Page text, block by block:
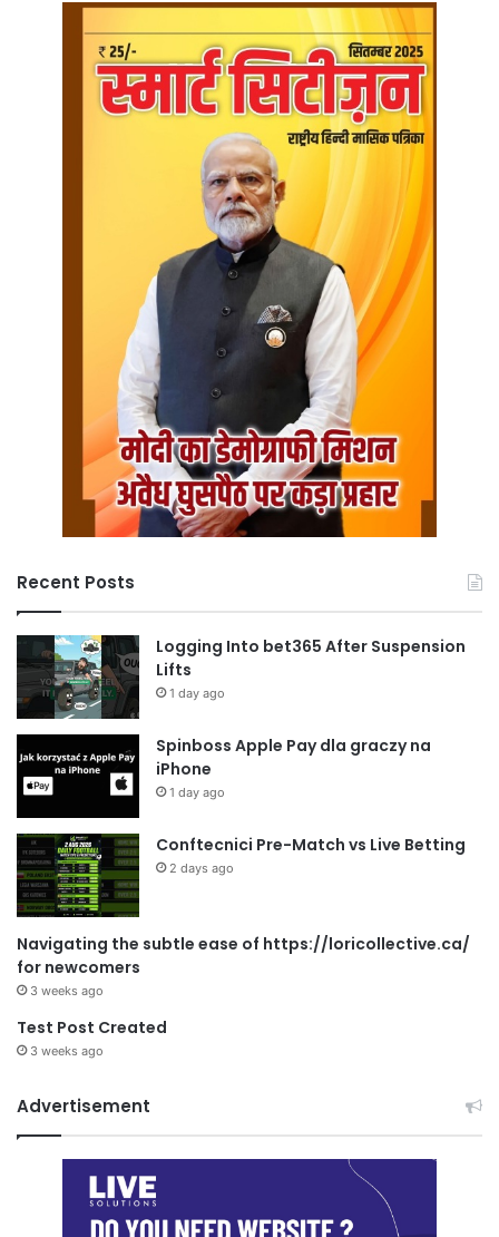
Recent Posts
Logging Into bet365 After Suspension
Lifts
1 day ago
Spinboss Apple Pay dla graczy na
iPhone
1 day ago
Conftecnici Pre-Match vs Live Betting
2 days ago
Navigating the subtle ease of https://loricollective.ca/
for newcomers
3 weeks ago
Test Post Created
3 weeks ago
Advertisement